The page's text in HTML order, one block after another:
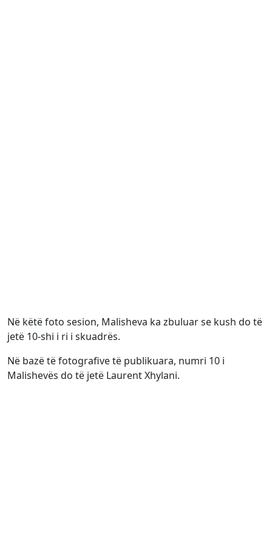
Në këtë foto sesion, Malisheva ka zbuluar se kush do të
jetë 10-shi i ri i skuadrës.
Në bazë të fotografive të publikuara, numri 10 i
Malishevës do të jetë Laurent Xhylani.